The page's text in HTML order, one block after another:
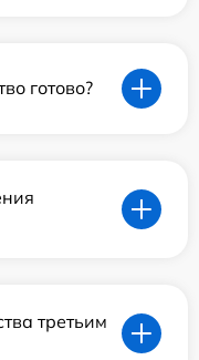
готово?
третьим